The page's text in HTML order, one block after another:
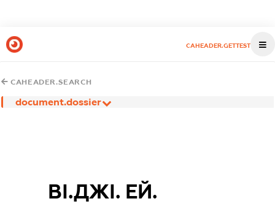
CAHEADER.GETTEST
CAHEADER.SEARCH
document.dossier
ВІ.ДЖІ. ЕЙ.